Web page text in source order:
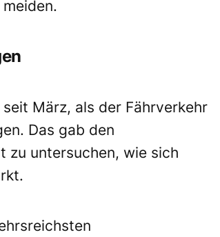
März, als der Fährverkehr
Das gab den
zu untersuchen, wie sich